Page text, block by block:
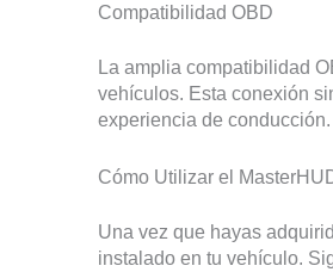
Compatibilidad OBD
La amplia compatibilidad
vehículos. Esta conexión
experiencia de conducción.
Cómo Utilizar el
Una vez que hayas
instalado en tu vehículo.